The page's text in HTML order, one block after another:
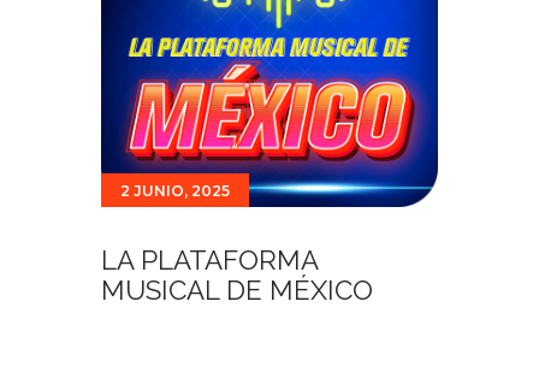
Para ti
Contacto
2 JUNIO, 2025
LA PLATAFORMA
MUSICAL DE MÉXICO